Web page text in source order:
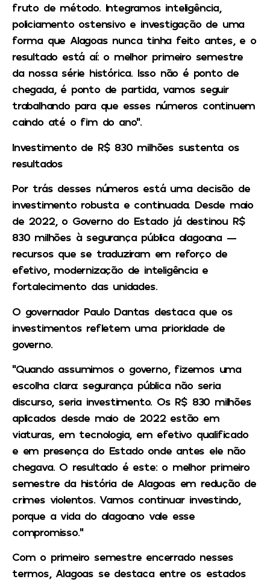
fruto de método. Integramos inteligência,
policiamento ostensivo e investigação de uma
forma que Alagoas nunca tinha feito antes, e o
resultado está aí: o melhor primeiro semestre
da nossa série histórica. Isso não é ponto de
chegada, é ponto de partida, vamos seguir
trabalhando para que esses números continuem
caindo até o fim do ano”.
Investimento de R$ 830 milhões sustenta os
resultados
Por trás desses números está uma decisão de
investimento robusta e continuada. Desde maio
de 2022, o Governo do Estado já destinou R$
830 milhões à segurança pública alagoana —
recursos que se traduziram em reforço de
efetivo, modernização de inteligência e
fortalecimento das unidades.
O governador Paulo Dantas destaca que os
investimentos refletem uma prioridade de
governo.
“Quando assumimos o governo, fizemos uma
escolha clara: segurança pública não seria
discurso, seria investimento. Os R$ 830 milhões
aplicados desde maio de 2022 estão em
viaturas, em tecnologia, em efetivo qualificado
e em presença do Estado onde antes ele não
chegava. O resultado é este: o melhor primeiro
semestre da história de Alagoas em redução de
crimes violentos. Vamos continuar investindo,
porque a vida do alagoano vale esse
compromisso.”
Com o primeiro semestre encerrado nesses
termos, Alagoas se destaca entre os estados